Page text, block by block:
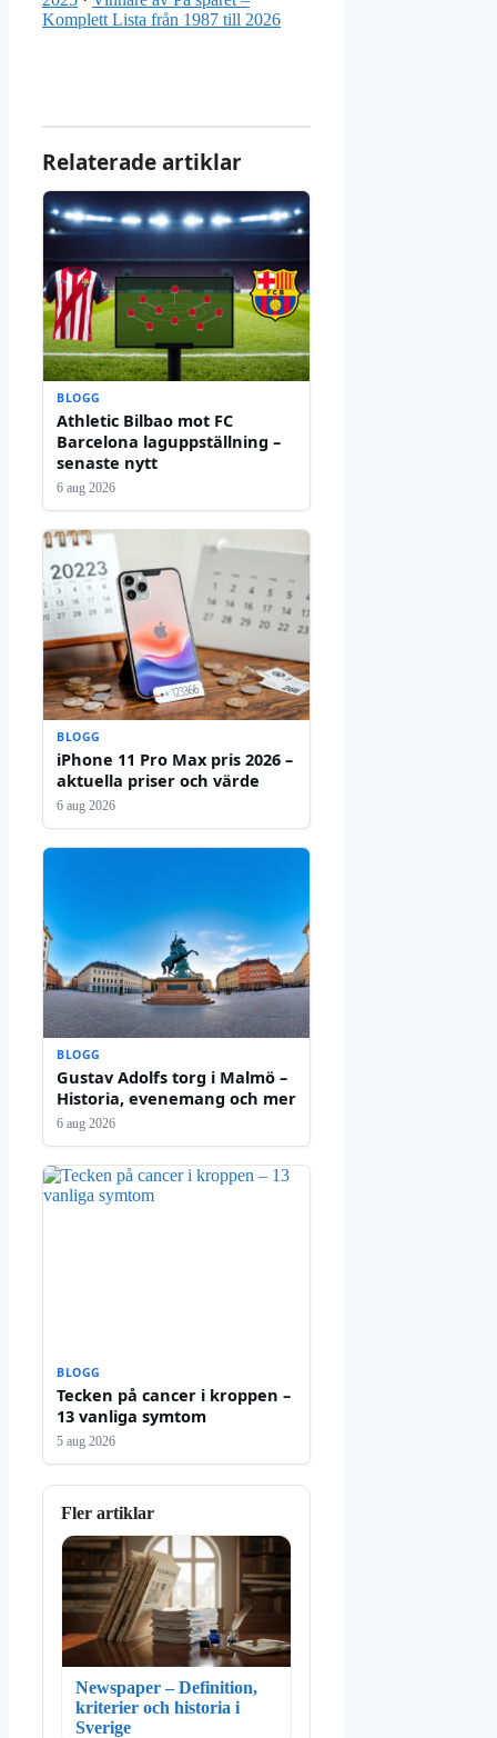
Komplett Lista från 1987 till 2026
Relaterade artiklar
BLOGG
Athletic Bilbao mot FC
Barcelona laguppställning –
senaste nytt
6 aug 2026
BLOGG
iPhone 11 Pro Max pris 2026 –
aktuella priser och värde
6 aug 2026
BLOGG
Gustav Adolfs torg i Malmö –
Historia, evenemang och mer
6 aug 2026
BLOGG
Tecken på cancer i kroppen –
13 vanliga symtom
5 aug 2026
Fler artiklar
Newspaper – Definition,
kriterier och historia i
Sverige